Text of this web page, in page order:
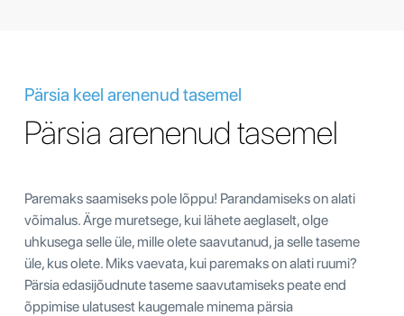
Pärsia keel arenenud tasemel
Pärsia arenenud tasemel
Paremaks saamiseks pole lõppu! Parandamiseks on alati
võimalus. Ärge muretsege, kui lähete aeglaselt, olge
uhkusega selle üle, mille olete saavutanud, ja selle taseme
üle, kus olete. Miks vaevata, kui paremaks on alati ruumi?
Pärsia edasijõudnute taseme saavutamiseks peate end
õppimise ulatusest kaugemale minema pärsia